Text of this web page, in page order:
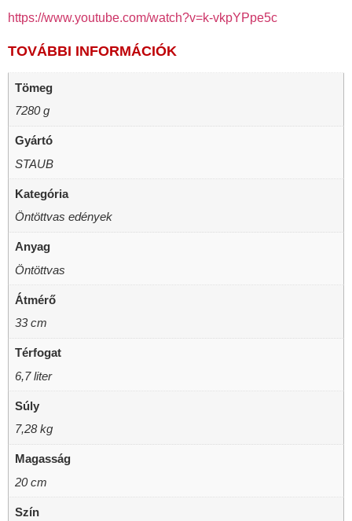
https://www.youtube.com/watch?v=k-vkpYPpe5c
TOVÁBBI INFORMÁCIÓK
Tömeg
7280 g
Gyártó
STAUB
Kategória
Öntöttvas edények
Anyag
Öntöttvas
Átmérő
33 cm
Térfogat
6,7 liter
Súly
7,28 kg
Magasság
20 cm
Szín